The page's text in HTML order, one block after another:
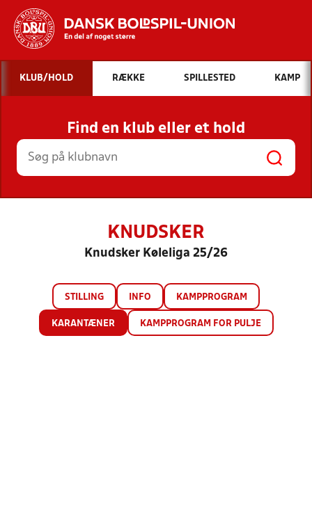
Hvad vil du søge efter?
INDHOLD OG NYHEDER
STILLINGER, RESULTATER, KLUBBER OG
HOLD
KLUB/HOLD RÆKKE SPILLESTED KAMP
Find en klub eller et hold
KNUDSKER
Knudsker Køleliga 25/26
STILLING INFO KAMPPROGRAM
KARANTÆNER KAMPPROGRAM FOR PULJE